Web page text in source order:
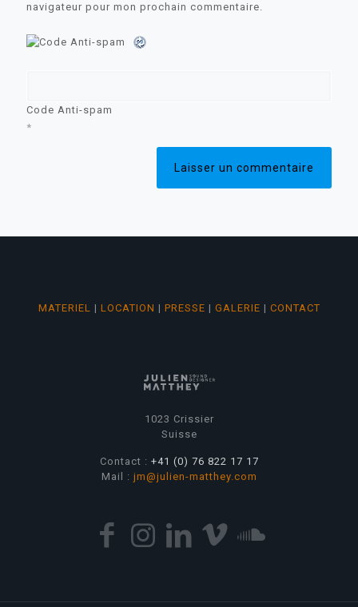
navigateur pour mon prochain commentaire.
Code Anti-spam
*
MATERIEL | LOCATION | PRESSE | GALERIE | CONTACT
1023 Crissier
Suisse
Contact : +41 (0) 76 822 17 17
Mail : jm@julien-matthey.com